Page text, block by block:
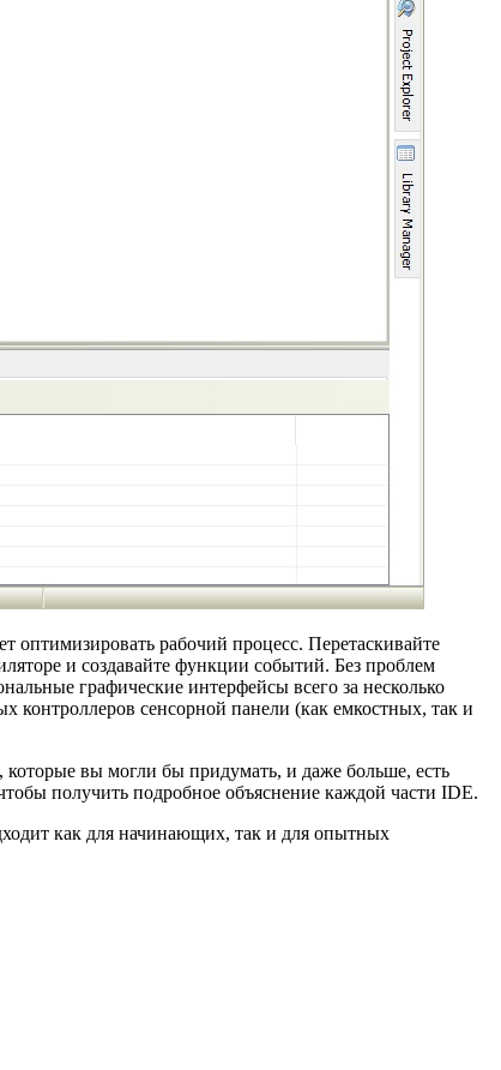
оптимизировать рабочий процесс. Перетаскивайте
и создавайте функции событий. Без проблем
графические интерфейсы всего за несколько
контроллеров сенсорной панели (как емкостных, так и
которые вы могли бы придумать, и даже больше, есть
получить подробное объяснение каждой части IDE.
как для начинающих, так и для опытных